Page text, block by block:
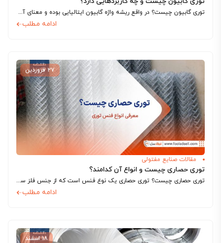
توری گابیون چیست؟ در واقع ریشه واژه گابیون ایتالیایی بوده و معنای آن در جعبه یا قفسی فلزی که با سنگ و یا مصالح دیگر...
ادامه مطلب
۲۷ فروردین
مقالات صنایع مفتولی
توری حصاری چیست و انواع آن کدامند؟
توری حصاری چیست؟ توری حصاری یک نوع فنس است که از جنس فلز ساخته شده و دارای تورهای ریز و مربعی است. این نوع فنس...
ادامه مطلب
۱۸ اسفند